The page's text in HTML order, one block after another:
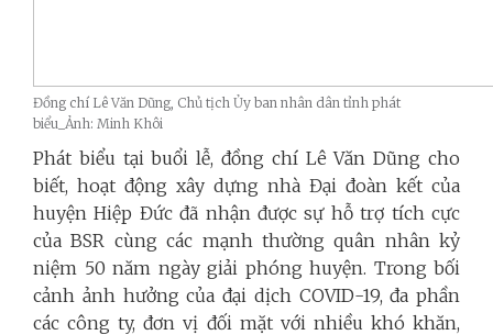
Đồng chí Lê Văn Dũng, Chủ tịch Ủy ban nhân dân tỉnh phát
biểu_Ảnh: Minh Khôi
Phát biểu tại buổi lễ, đồng chí Lê Văn Dũng cho
biết, hoạt động xây dựng nhà Đại đoàn kết của
huyện Hiệp Đức đã nhận được sự hỗ trợ tích cực
của BSR cùng các mạnh thường quân nhân kỷ
niệm 50 năm ngày giải phóng huyện. Trong bối
cảnh ảnh hưởng của đại dịch COVID-19, đa phần
các công ty, đơn vị đối mặt với nhiều khó khăn,